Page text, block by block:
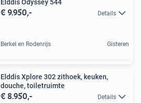
Elddis Odyssey 544
€ 9.950,- Details
Berkel en Rodenrijs Gisteren
Elddis Xplore 302 zithoek, keuken,
douche, toiletruimte
€ 8.950,- Details